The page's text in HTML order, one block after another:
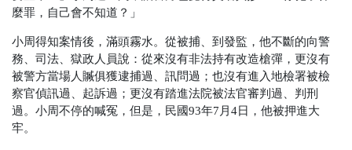
麼罪，自己會不知道？」
小周得知案情後，滿頭霧水。從被捕、到發監，他不斷的向警
務、司法、獄政人員說：從來沒有非法持有改造槍彈，更沒有
被警方當場人贓俱獲逮捕過、訊問過；也沒有進入地檢署被檢
察官偵訊過、起訴過；更沒有踏進法院被法官審判過、判刑
過。小周不停的喊冤，但是，民國93年7月4日，他被押進大
牢。